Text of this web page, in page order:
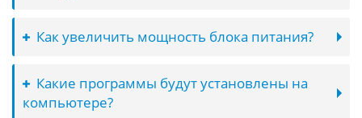
Как увеличить мощность блока питания?
Какие программы будут установлены на
компьютере?